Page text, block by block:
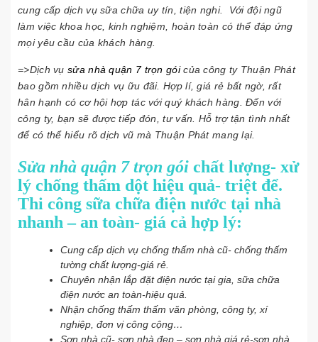
cung cấp dịch vụ sữa chữa uy tín, tiện nghi. Với đội ngũ
làm việc khoa học, kinh nghiệm, hoàn toàn có thể đáp ứng
mọi yêu cầu của khách hàng.
=>Dịch vụ sửa nhà quận 7 trọn góicủa công ty Thuận Phát
bao gồm nhiều dịch vụ ữu đãi. Hợp lí, giá rẻ bất ngờ, rất
hân hạnh có cơ hội hợp tác với quý khách hàng. Đến với
công ty, bạn sẽ được tiếp đón, tư vấn. Hỗ trợ tận tình nhất
để có thể hiểu rõ dịch vũ mà Thuận Phát mang lại.
Sửa nhà quận 7 trọn gói chất lượng- xử
lý chống thấm dột hiệu quả- triệt để.
Thi công sữa chữa điện nước tại nhà
nhanh – an toàn- giá cả hợp lý:
Cung cấp dịch vụ chống thấm nhà cũ- chống thấm
tường chất lượng-giá rẻ.
Chuyên nhận lắp đặt điện nước tại gia, sữa chữa
điện nước an toàn-hiệu quả.
Nhận chống thấm thấm văn phòng, công ty, xí
nghiệp, đơn vị công cộng…
Sơn nhà cũ- sơn nhà đẹp – sơn nhà giá rẻ-sơn nhà